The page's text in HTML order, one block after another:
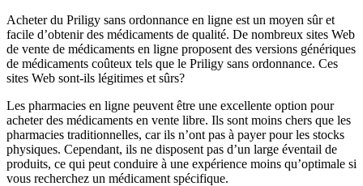
Acheter du Priligy sans ordonnance en ligne est un moyen sûr et
facile d’obtenir des médicaments de qualité. De nombreux sites Web
de vente de médicaments en ligne proposent des versions génériques
de médicaments coûteux tels que le Priligy sans ordonnance. Ces
sites Web sont-ils légitimes et sûrs?
Les pharmacies en ligne peuvent être une excellente option pour
acheter des médicaments en vente libre. Ils sont moins chers que les
pharmacies traditionnelles, car ils n’ont pas à payer pour les stocks
physiques. Cependant, ils ne disposent pas d’un large éventail de
produits, ce qui peut conduire à une expérience moins qu’optimale si
vous recherchez un médicament spécifique.